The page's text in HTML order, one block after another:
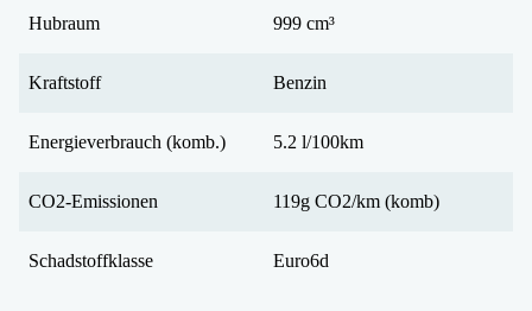
Hubraum 999 cm³
Kraftstoff Benzin
Energieverbrauch (komb.) 5.2 l/100km
CO2-Emissionen 119g CO2/km (komb)
Schadstoffklasse Euro6d